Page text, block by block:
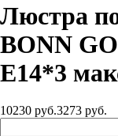
Люстра
BONN
Е14*3
10230 руб.3273 руб.